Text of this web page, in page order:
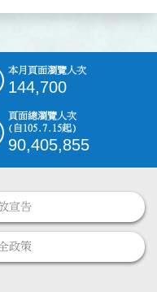
本月頁面瀏覽人次
144,700
頁面總瀏覽人次
(自105.7.15起)
90,405,855
宣告
政策